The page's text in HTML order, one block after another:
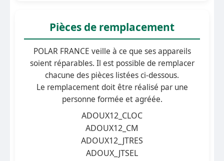
Pièces de remplacement
POLAR FRANCE veille à ce que ses appareils
soient réparables. Il est possible de remplacer
chacune des pièces listées ci-dessous.
Le remplacement doit être réalisé par une
personne formée et agréée.
ADOUX12_CLOC
ADOUX12_CM
ADOUX12_JTRES
ADOUX_JTSEL